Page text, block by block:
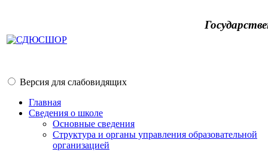
Версия для слабовидящих
Главная
Сведения о школе
Основные сведения
Структура и органы управления образовательной
организацией